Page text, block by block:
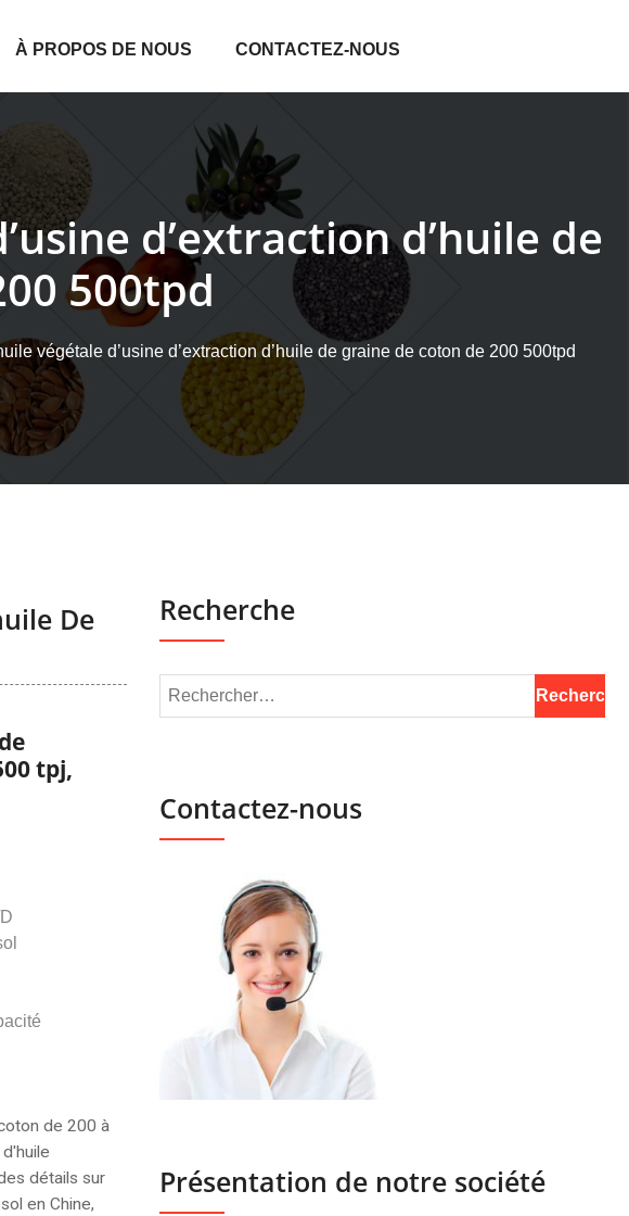
À PROPOS DE NOUS CONTACTEZ-NOUS
d’extraction d’huile de
500tpd
végétale d’usine d’extraction d’huile de graine de coton de 200 500tpd
De
tpj,
de 200 à
détails sur
en Chine,
Recherche
Contactez-nous
Présentation de notre société